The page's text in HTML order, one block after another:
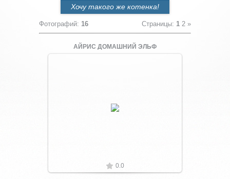
Хочу такого же котенка!
Фотографий: 16 Страницы: 1 2 »
АЙРИС ДОМАШНИЙ ЭЛЬФ
Увеличить
0.0